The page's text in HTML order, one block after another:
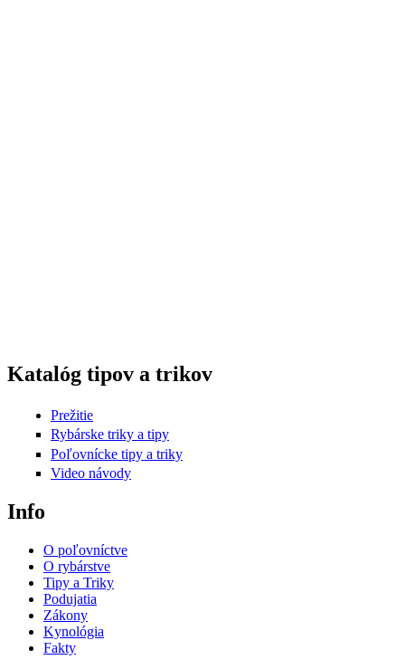
Katalóg tipov a trikov
Prežitie
Rybárske triky a tipy
Poľovnícke tipy a triky
Video návody
Info
O poľovníctve
O rybárstve
Tipy a Triky
Podujatia
Zákony
Kynológia
Fakty